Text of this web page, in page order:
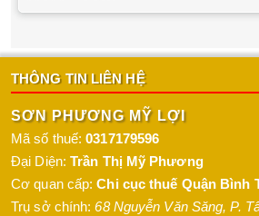
THÔNG TIN LIÊN HỆ
SƠN PHƯƠNG MỸ LỢI
Mã số thuế:0317179596
Đại Diện: Trần Thị Mỹ Phương
Cơ quan cấp:Chi cục thuế Quận Bình
Trụ sở chính:68 Nguyễn Văn Săng, P.